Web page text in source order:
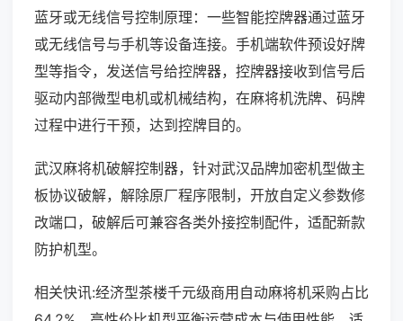
蓝牙或无线信号控制原理：一些智能控牌器通过蓝牙
或无线信号与手机等设备连接。手机端软件预设好牌
型等指令，发送信号给控牌器，控牌器接收到信号后
驱动内部微型电机或机械结构，在麻将机洗牌、码牌
过程中进行干预，达到控牌目的。
武汉麻将机破解控制器，针对武汉品牌加密机型做主
板协议破解，解除原厂程序限制，开放自定义参数修
改端口，破解后可兼容各类外接控制配件，适配新款
防护机型。
相关快讯:经济型茶楼千元级商用自动麻将机采购占比